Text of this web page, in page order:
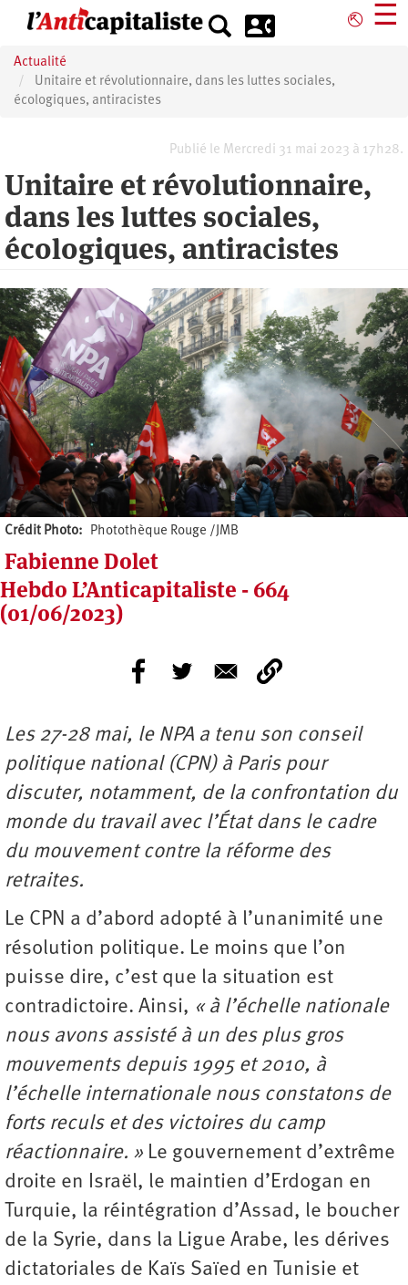
principal
⎋ ☰
Actualité
Unitaire et révolutionnaire, dans les luttes sociales,
écologiques, antiracistes
Publié le Mercredi 31 mai 2023 à 17h28.
Unitaire et révolutionnaire,
dans les luttes sociales,
écologiques, antiracistes
Crédit Photo Photothèque Rouge /JMB
Fabienne Dolet
Hebdo L’Anticapitaliste - 664
(01/06/2023)
Les 27-28 mai, le NPA a tenu son conseil
politique national (CPN) à Paris pour
discuter, notamment, de la confrontation du
monde du travail avec l’État dans le cadre
du mouvement contre la réforme des
retraites.
Le CPN a d’abord adopté à l’unanimité une
résolution politique. Le moins que l’on
puisse dire, c’est que la situation est
contradictoire. Ainsi, « à l’échelle nationale
nous avons assisté à un des plus gros
mouvements depuis 1995 et 2010, à
l’échelle internationale nous constatons de
forts reculs et des victoires du camp
réactionnaire. » Le gouvernement d’extrême
droite en Israël, le maintien d’Erdogan en
Turquie, la réintégration d’Assad, le boucher
de la Syrie, dans la Ligue Arabe, les dérives
dictatoriales de Kaïs Saïed en Tunisie et